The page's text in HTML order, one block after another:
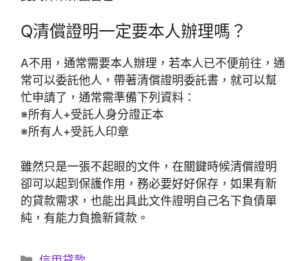
Q清償證明一定要本人辦理嗎？
A不用，通常需要本人辦理，若本人已不便前往，通
常可以委託他人，帶著清償證明委託書，就可以幫
忙申請了，通常需準備下列資料：
※所有人+受託人身分證正本
※所有人+受託人印章
雖然只是一張不起眼的文件，在關鍵時候清償證明
卻可以起到保護作用，務必要好好保存，如果有新
的貸款需求，也能出具此文件證明自己名下負債單
純，有能力負擔新貸款。
分